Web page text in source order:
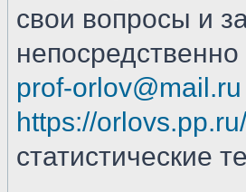
свои вопросы и
prof-orlov@mail.ru
https://
статистические